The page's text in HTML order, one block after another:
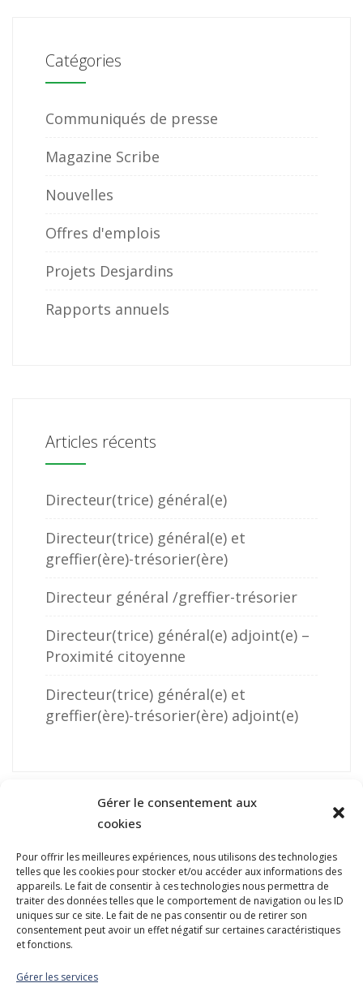
Gérer le consentement aux
cookies
Pour offrir les meilleures expériences, nous utilisons des technologies
telles que les cookies pour stocker et/ou accéder aux informations des
appareils. Le fait de consentir à ces technologies nous permettra de
traiter des données telles que le comportement de navigation ou les ID
uniques sur ce site. Le fait de ne pas consentir ou de retirer son
consentement peut avoir un effet négatif sur certaines caractéristiques
et fonctions.
Gérer les services
Catégories
Communiqués de presse
Magazine Scribe
Nouvelles
Offres d'emplois
Projets Desjardins
Rapports annuels
Articles récents
Directeur(trice) général(e)
Directeur(trice) général(e) et
greffier(ère)-trésorier(ère)
Directeur général /greffier-trésorier
Directeur(trice) général(e) adjoint(e) –
Proximité citoyenne
Directeur(trice) général(e) et
greffier(ère)-trésorier(ère) adjoint(e)
NOUS JOINDRE
400, boulevard Jean-Lesage
Hall Est, bureau 535